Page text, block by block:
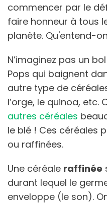
commencer par le
faire honneur à tous
planète. Qu'entend-
N’imaginez pas un
Pops qui baignent
autre type de
l’orge, le quinoa, etc.
autres céréales
le blé ! Ces céréales
ou raffinées.
Une céréale raffinée
durant lequel le
enveloppe (le son).